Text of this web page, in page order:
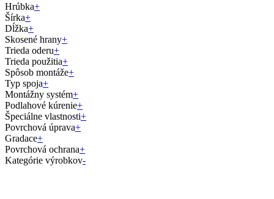
Hrúbka+
Šírka+
Dĺžka+
Skosené hrany+
Trieda oderu+
Trieda použitia+
Spôsob montáže+
Typ spoja+
Montážny systém+
Podlahové kúrenie+
Špeciálne vlastnosti+
Povrchová úprava+
Gradace+
Povrchová ochrana+
Kategórie výrobkov-